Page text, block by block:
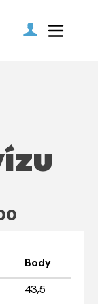
Body
43,5